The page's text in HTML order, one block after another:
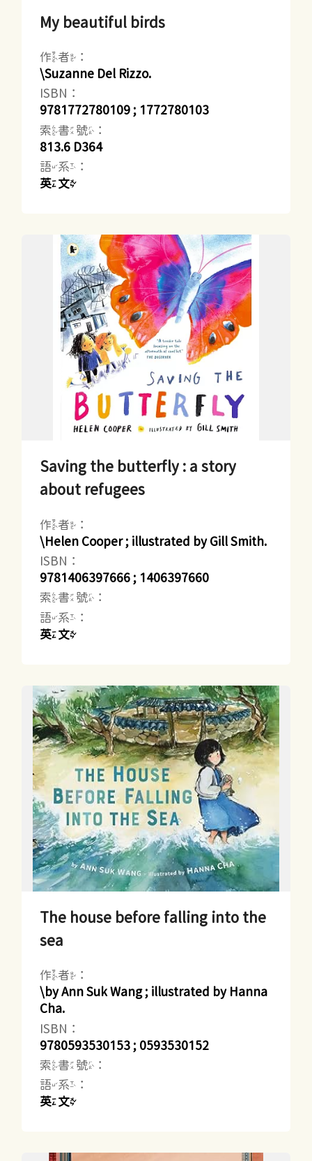
My beautiful birds
作者：
\Suzanne Del Rizzo.
ISBN：
9781772780109 ; 1772780103
索書號：
813.6 D364
語系：
英文
Saving the butterfly : a story
about refugees
作者：
\Helen Cooper ; illustrated by Gill Smith.
ISBN：
9781406397666 ; 1406397660
索書號：
語系：
英文
The house before falling into the
sea
作者：
\by Ann Suk Wang ; illustrated by Hanna
Cha.
ISBN：
9780593530153 ; 0593530152
索書號：
語系：
英文